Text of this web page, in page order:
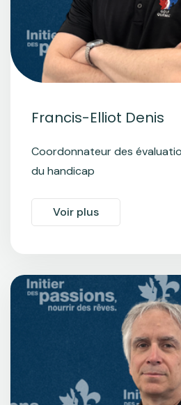
Francis-Elliot Denis
Coordonnateur des
du handicap
Voir plus